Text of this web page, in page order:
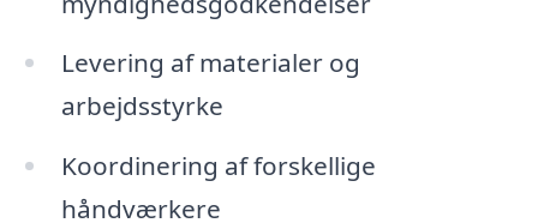
Levering af materialer og
arbejdsstyrke
Koordinering af forskellige
håndværkere